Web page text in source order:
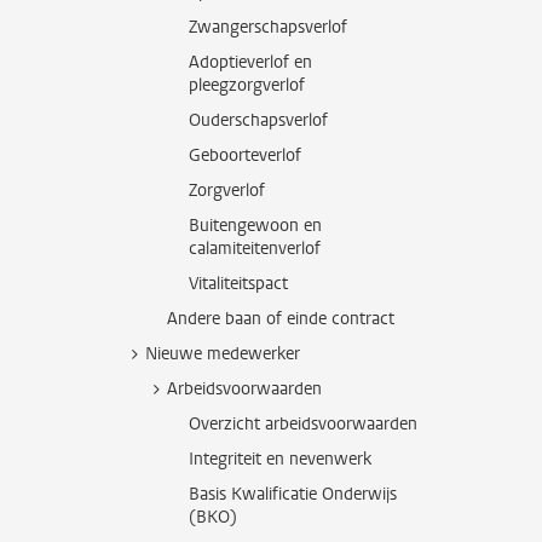
Zwangerschapsverlof
Adoptieverlof en
pleegzorgverlof
Ouderschapsverlof
Geboorteverlof
Zorgverlof
Buitengewoon en
calamiteitenverlof
Vitaliteitspact
Andere baan of einde contract
Nieuwe medewerker
Arbeidsvoorwaarden
Overzicht arbeidsvoorwaarden
Integriteit en nevenwerk
Basis Kwalificatie Onderwijs
(BKO)